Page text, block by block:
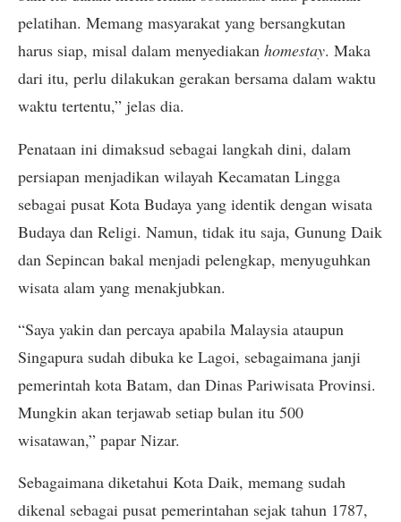
pelatihan. Memang masyarakat yang bersangkutan
harus siap, misal dalam menyediakan homestay. Maka
dari itu, perlu dilakukan gerakan bersama dalam waktu
waktu tertentu,” jelas dia.
Penataan ini dimaksud sebagai langkah dini, dalam
persiapan menjadikan wilayah Kecamatan Lingga
sebagai pusat Kota Budaya yang identik dengan wisata
Budaya dan Religi. Namun, tidak itu saja, Gunung Daik
dan Sepincan bakal menjadi pelengkap, menyuguhkan
wisata alam yang menakjubkan.
“Saya yakin dan percaya apabila Malaysia ataupun
Singapura sudah dibuka ke Lagoi, sebagaimana janji
pemerintah kota Batam, dan Dinas Pariwisata Provinsi.
Mungkin akan terjawab setiap bulan itu 500
wisatawan,” papar Nizar.
Sebagaimana diketahui Kota Daik, memang sudah
dikenal sebagai pusat pemerintahan sejak tahun 1787,